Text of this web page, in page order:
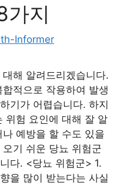
가지
Informer
해 알려드리겠습니다.
적으로 작용하여 발생
기가 어렵습니다. 하지
위험 요인에 대해 잘 알
예방을 할 수도 있을
기 쉬운 당뇨 위험군
다. <당뇨 위험군> 1.
을 많이 받는다는 사실